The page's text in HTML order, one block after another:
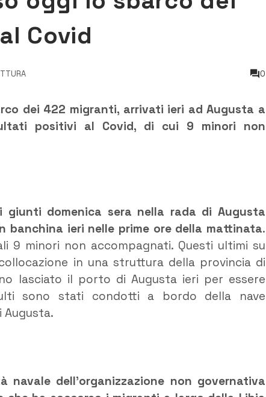
Covid
0
dei 422 migranti, arrivati ieri ad Augusta a
positivi al Covid, di cui 9 minori non
domenica sera nella rada di Augusta
banchina ieri nelle prime ore della mattinata.
9 minori non accompagnati. Questi ultimi su
in una struttura della provincia di
lasciato il porto di Augusta ieri per essere
sono stati condotti a bordo della nave
navale dell’organizzazione non governativa